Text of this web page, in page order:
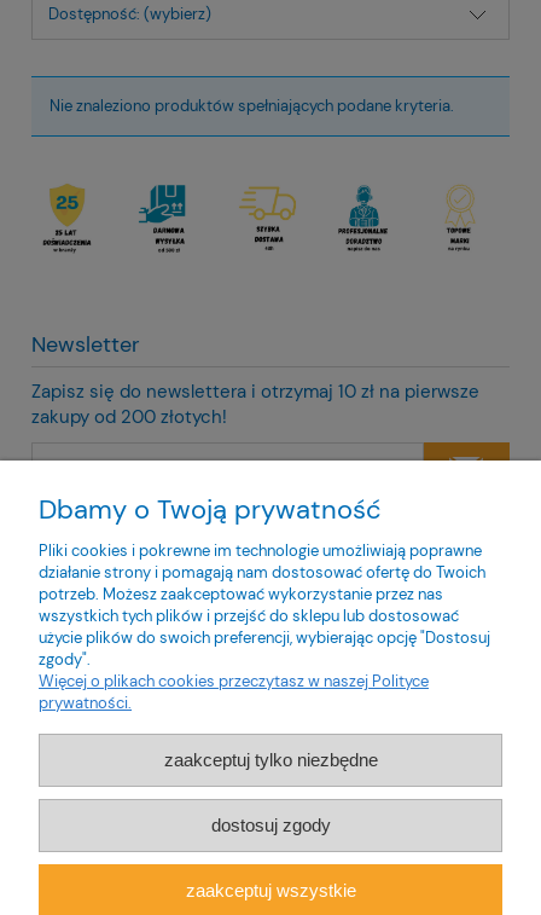
Dostępność: (wybierz)
Nie znaleziono produktów spełniających podane kryteria.
Newsletter
Zapisz się do newslettera i otrzymaj 10 zł na pierwsze
zakupy od 200 złotych!
Twoje dane będą przetwarzane zgodnie z nasząpolityką
prywatności
Pomoc
Moje konto
Dbamy o Twoją prywatność
Pliki cookies i pokrewne im technologie umożliwiają poprawne
działanie strony i pomagają nam dostosować ofertę do Twoich
potrzeb. Możesz zaakceptować wykorzystanie przez nas
wszystkich tych plików i przejść do sklepu lub dostosować
użycie plików do swoich preferencji, wybierając opcję "Dostosuj
zgody".
Więcej o plikach cookies przeczytasz w naszej Polityce
prywatności.
zaakceptuj tylko niezbędne
dostosuj zgody
zaakceptuj wszystkie